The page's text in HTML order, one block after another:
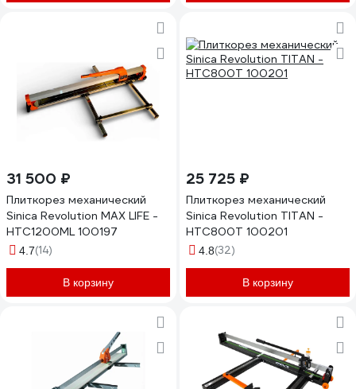
31 500 ₽
Плиткорез механический
Sinica Revolution MAX LIFE -
HTC1200ML 100197
4.7(14)
В корзину
25 725 ₽
Плиткорез механический
Sinica Revolution TITAN -
HTC800T 100201
4.8(32)
В корзину